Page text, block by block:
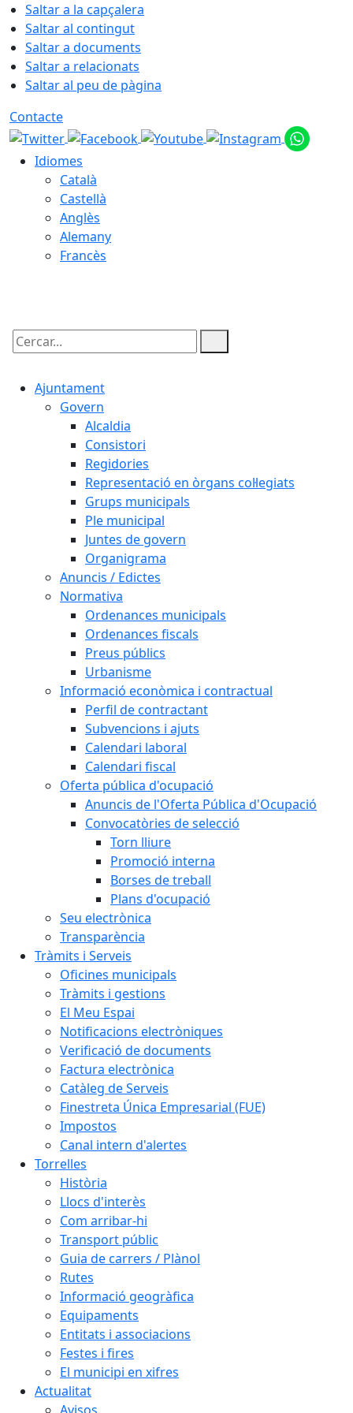
Saltar a la capçalera
Saltar al contingut
Saltar a documents
Saltar a relacionats
Saltar al peu de pàgina
Contacte
Idiomes
Català
Castellà
Anglès
Alemany
Francès
Cercar:
Ajuntament
Govern
Alcaldia
Consistori
Regidories
Representació en òrgans col·legiats
Grups municipals
Ple municipal
Juntes de govern
Organigrama
Anuncis / Edictes
Normativa
Ordenances municipals
Ordenances fiscals
Preus públics
Urbanisme
Informació econòmica i contractual
Perfil de contractant
Subvencions i ajuts
Calendari laboral
Calendari fiscal
Oferta pública d'ocupació
Anuncis de l'Oferta Pública d'Ocupació
Convocatòries de selecció
Torn lliure
Promoció interna
Borses de treball
Plans d'ocupació
Seu electrònica
Transparència
Tràmits i Serveis
Oficines municipals
Tràmits i gestions
El Meu Espai
Notificacions electròniques
Verificació de documents
Factura electrònica
Catàleg de Serveis
Finestreta Única Empresarial (FUE)
Impostos
Canal intern d'alertes
Torrelles
Història
Llocs d'interès
Com arribar-hi
Transport públic
Guia de carrers / Plànol
Rutes
Informació geogràfica
Equipaments
Entitats i associacions
Festes i fires
El municipi en xifres
Actualitat